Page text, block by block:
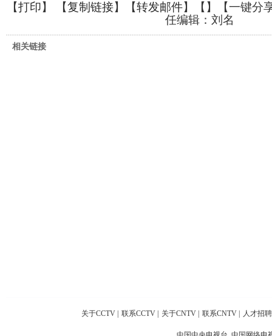
【打印】 【复制链接】【转发邮件】【 】
【一键分
任编辑：刘名
相关链接
关于CCTV | 联系CCTV | 关于CNTV | 联系CNTV | 人才招聘